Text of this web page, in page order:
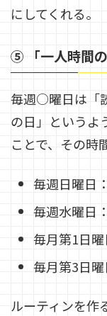
にしてくれる。
⑤ 「一人時間
毎週○曜日は「
の日」というよ
ことで、その時
毎週日曜日
毎週水曜日
毎月第1日
毎月第3日
ルーティンを作